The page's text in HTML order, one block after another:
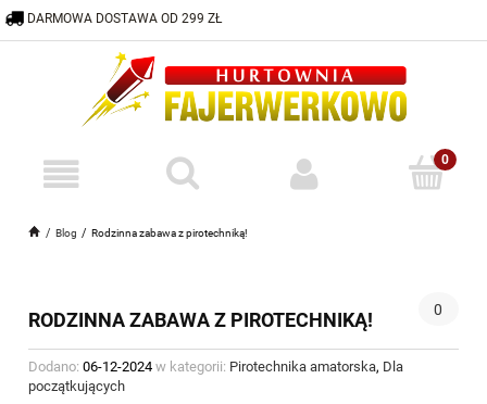
Blog Rodzinna zabawa z pirotechniką!
DARMOWA DOSTAWA OD 299 ZŁ
HURTOWNIA@FAJERWERKOWO.PL
RODZINNA ZABAWA Z PIROTECHNIKĄ! 0
Dodano: 06-12-2024 w kategorii: Pirotechnika amatorska, Dla
początkujących